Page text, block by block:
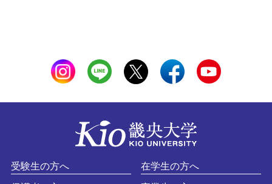
受験生の方へ 在学生の方へ